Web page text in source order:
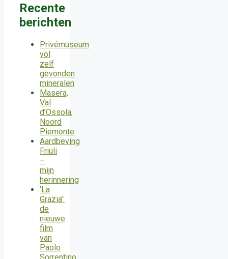
Recente
berichten
Privémuseum
vol
zelf
gevonden
mineralen
Masera,
Val
d’Ossola,
Noord
Piemonte
Aardbeving
Friuli
–
mijn
herinnering
‘La
Grazia’:
de
nieuwe
film
van
Paolo